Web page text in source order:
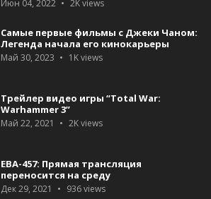
Июн 04, 2022 2Kviews
Самые первые фильмы с Джеки Чаном:
Легенда начала его кинокарьеры
Май 30, 2023 1Kviews
Трейлер видео игры “Total War:
Warhammer 3”
Май 22, 2021 2Kviews
ЕВА-457: Прямая трансляция
переносится на среду
Дек 29, 2021 936views